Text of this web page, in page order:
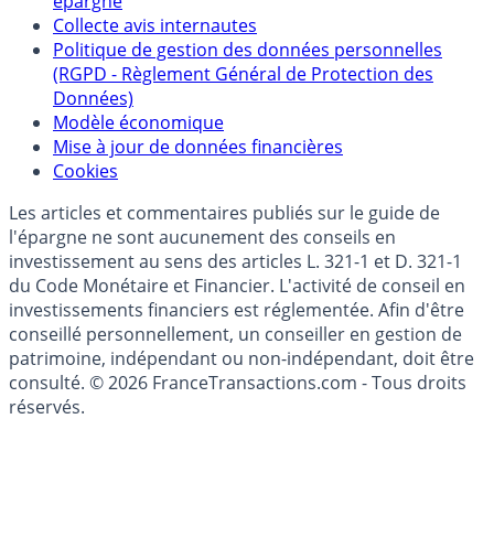
Collecte avis internautes
Politique de gestion des données personnelles
(RGPD - Règlement Général de Protection des
Données)
Modèle économique
Mise à jour de données financières
Cookies
Les articles et commentaires publiés sur le guide de
l'épargne ne sont aucunement des conseils en
investissement au sens des articles L. 321-1 et D. 321-1
du Code Monétaire et Financier. L'activité de conseil en
investissements financiers est réglementée. Afin d'être
conseillé personnellement, un conseiller en gestion de
patrimoine, indépendant ou non-indépendant, doit être
consulté. © 2026 FranceTransactions.com - Tous droits
réservés.